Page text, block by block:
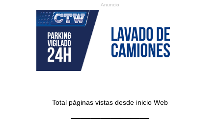
Anuncio
Total páginas vistas desde inicio Web